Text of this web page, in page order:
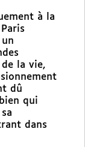
à la
la vie,
dû
qui
dans